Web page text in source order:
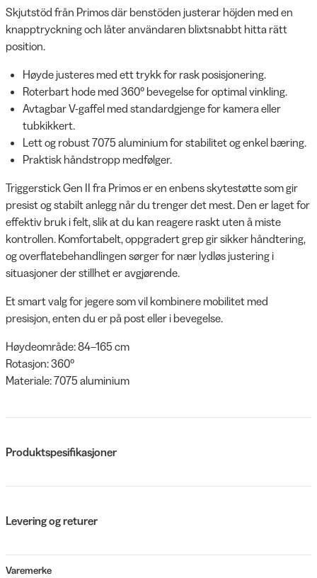
Skjutstöd från Primos där benstöden justerar höjden med en
knapptryckning och låter användaren blixtsnabbt hitta rätt
position.
Høyde justeres med ett trykk for rask posisjonering.
Roterbart hode med 360° bevegelse for optimal vinkling.
Avtagbar V-gaffel med standardgjenge for kamera eller
tubkikkert.
Lett og robust 7075 aluminium for stabilitet og enkel bæring.
Praktisk håndstropp medfølger.
Triggerstick Gen II fra Primos er en enbens skytestøtte som gir
presist og stabilt anlegg når du trenger det mest. Den er laget for
effektiv bruk i felt, slik at du kan reagere raskt uten å miste
kontrollen. Komfortabelt, oppgradert grep gir sikker håndtering,
og overflatebehandlingen sørger for nær lydløs justering i
situasjoner der stillhet er avgjørende.
Et smart valg for jegere som vil kombinere mobilitet med
presisjon, enten du er på post eller i bevegelse.
Høydeområde: 84–165 cm
Rotasjon: 360°
Materiale: 7075 aluminium
Produktspesifikasjoner
Levering og returer
Varemerke